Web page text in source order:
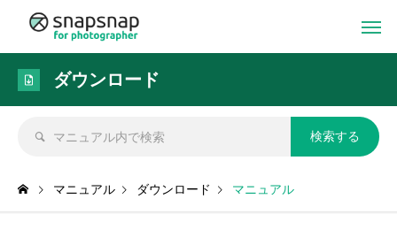
ダウンロード
マニュアル ダウンロード マニュアル